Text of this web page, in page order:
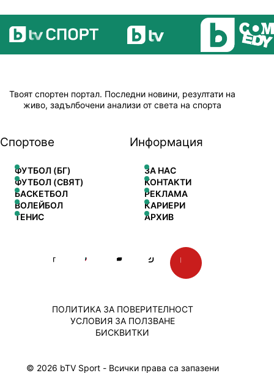
Твоят спортен портал. Последни новини, резултати на
живо, задълбочени анализи от света на спорта
Спортове
ФУТБОЛ (БГ)
ФУТБОЛ (СВЯТ)
БАСКЕТБОЛ
ВОЛЕЙБОЛ
ТЕНИС
Информация
ЗА НАС
КОНТАКТИ
РЕКЛАМА
КАРИЕРИ
АРХИВ
© 2026 bTV Sport - Всички права са запазени
ПОЛИТИКА ЗА ПОВЕРИТЕЛНОСТ
УСЛОВИЯ ЗА ПОЛЗВАНЕ
БИСКВИТКИ